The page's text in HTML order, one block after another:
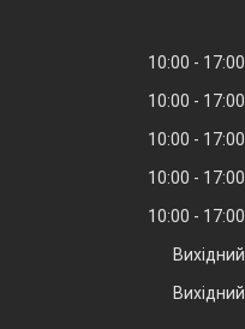
10:00
17:00
10:00
17:00
10:00
17:00
10:00
17:00
10:00
17:00
Вихідний
Вихідний